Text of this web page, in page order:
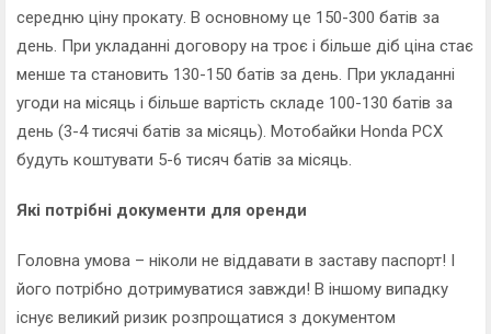
середню ціну прокату. В основному це 150-300 батів за
день. При укладанні договору на троє і більше діб ціна стає
менше та становить 130-150 батів за день. При укладанні
угоди на місяць і більше вартість складе 100-130 батів за
день (3-4 тисячі батів за місяць). Мотобайки Honda PCX
будуть коштувати 5-6 тисяч батів за місяць.
Які потрібні документи для оренди
Головна умова – ніколи не віддавати в заставу паспорт! І
його потрібно дотримуватися завжди! В іншому випадку
існує великий ризик розпрощатися з документом